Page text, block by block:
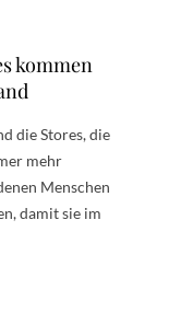
kommen
die Stores, die
mehr
Menschen
damit sie im